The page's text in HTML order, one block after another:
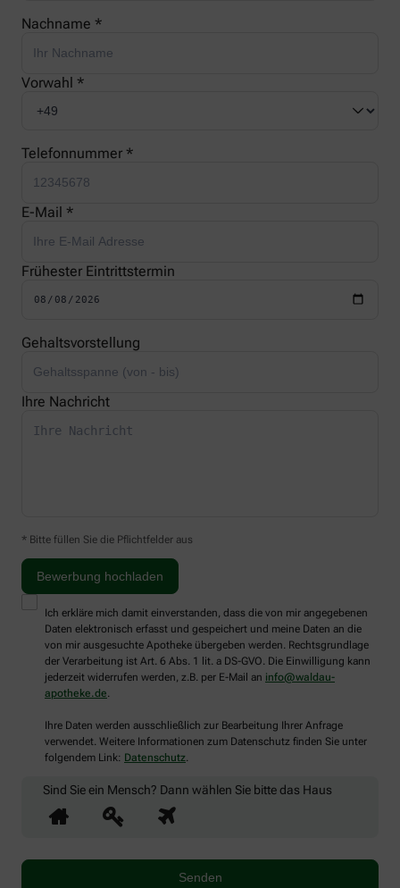
Nachname *
Vorwahl *
Telefonnummer *
E-Mail *
Frühester Eintrittstermin
Gehaltsvorstellung
Ihre Nachricht
* Bitte füllen Sie die Pflichtfelder aus
Ich erkläre mich damit einverstanden, dass die von mir angegebenen
Daten elektronisch erfasst und gespeichert und meine Daten an die
von mir ausgesuchte Apotheke übergeben werden. Rechtsgrundlage
der Verarbeitung ist Art. 6 Abs. 1 lit. a DS-GVO. Die Einwilligung kann
jederzeit widerrufen werden, z.B. per E-Mail an info@waldau-
apotheke.de.
Ihre Daten werden ausschließlich zur Bearbeitung Ihrer Anfrage
verwendet. Weitere Informationen zum Datenschutz finden Sie unter
folgendem Link: Datenschutz.
Sind Sie ein Mensch? Dann wählen Sie bittedas Haus